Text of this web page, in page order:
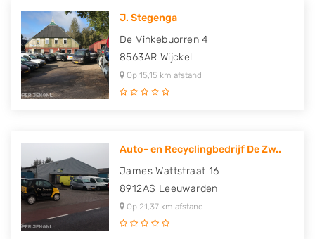
J. Stegenga
De Vinkebuorren 4
8563AR Wijckel
Op 15,15 km afstand
Auto- en Recyclingbedrijf De Zw..
James Wattstraat 16
8912AS Leeuwarden
Op 21,37 km afstand